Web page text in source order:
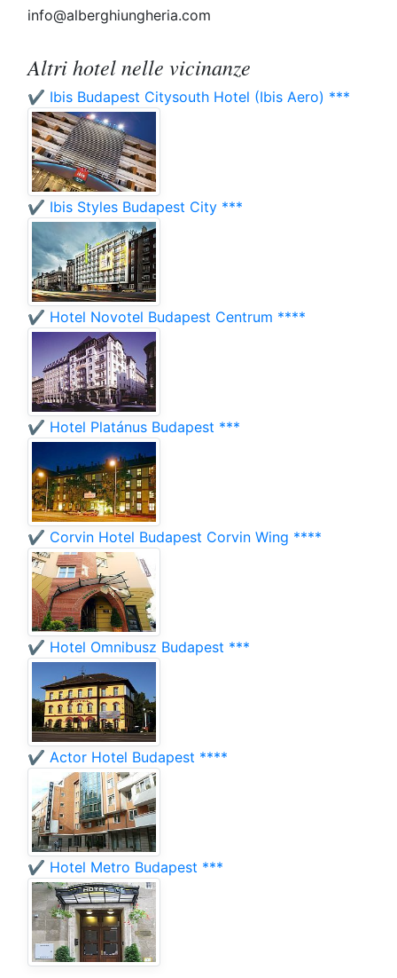
info@alberghiungheria.com
Altri hotel nelle vicinanze
✔️ Ibis Budapest Citysouth Hotel (Ibis Aero) ***
✔️ Ibis Styles Budapest City ***
✔️ Hotel Novotel Budapest Centrum ****
✔️ Hotel Platánus Budapest ***
✔️ Corvin Hotel Budapest Corvin Wing ****
✔️ Hotel Omnibusz Budapest ***
✔️ Actor Hotel Budapest ****
✔️ Hotel Metro Budapest ***